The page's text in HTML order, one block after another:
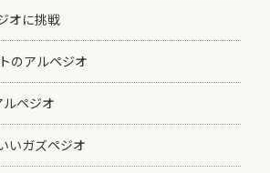
オに挑戦
のアルペジオ
ペジオ
いガズペジオ